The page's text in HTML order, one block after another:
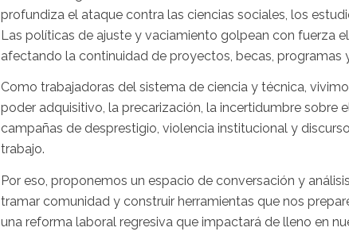
profundiza el ataque contra las ciencias sociales, los
Las políticas de ajuste y vaciamiento golpean con fuerza
afectando la continuidad de proyectos, becas, programas
Como trabajadoras del sistema de ciencia y técnica,
poder adquisitivo, la precarización, la incertidumbre sobre
campañas de desprestigio, violencia institucional y
trabajo.
Por eso, proponemos un espacio de conversación y
tramar comunidad y construir herramientas que nos
una reforma laboral regresiva que impactará de lleno en